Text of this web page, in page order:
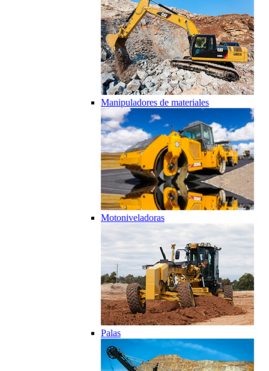
Manipuladores de materiales
Motoniveladoras
Palas